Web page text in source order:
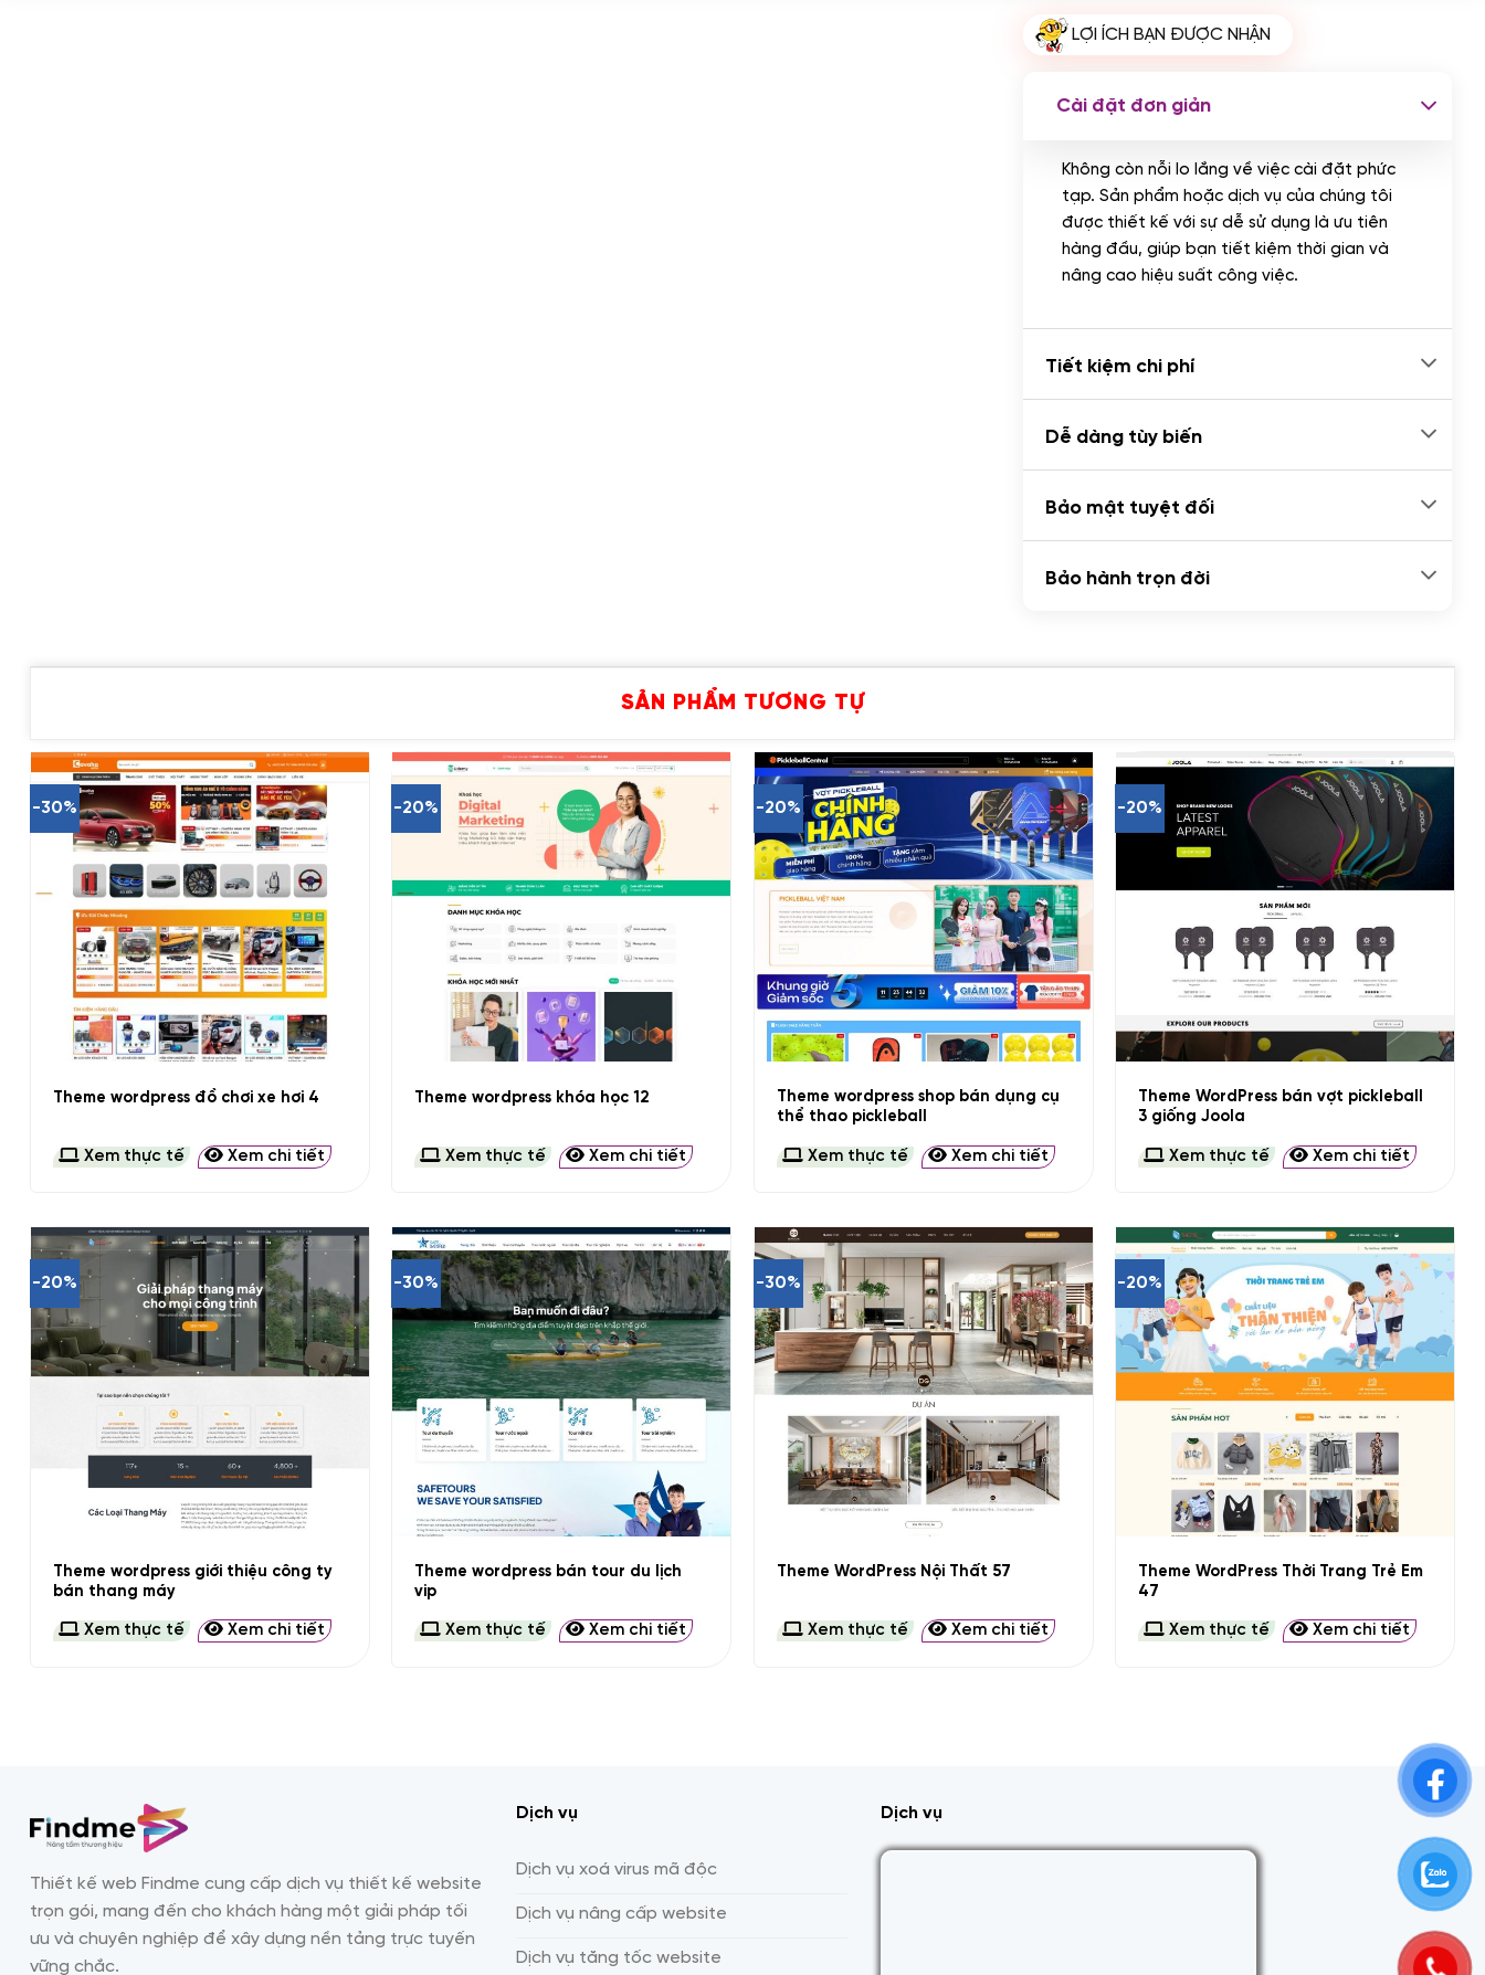
qua ngân hàng vietcombank,
LỢI ÍCH BẠN ĐƯỢC NHẬN
Cài đặt đơn giản
Không còn nỗi lo lắng về việc cài đặt phức
tạp. Sản phẩm hoặc dịch vụ của chúng tôi
được thiết kế với sự dễ sử dụng là ưu tiên
hàng đầu, giúp bạn tiết kiệm thời gian và
nâng cao hiệu suất công việc.
Tiết kiệm chi phí
Dễ dàng tùy biến
Bảo mật tuyệt đối
Bảo hành trọn đời
SẢN PHẨM TƯƠNG TỰ
-30%
Theme wordpress đồ chơi xe hơi 4
Xem thực tế Xem chi tiết
-20%
Theme wordpress khóa học 12
Xem thực tế Xem chi tiết
-20%
+
Theme wordpress shop bán dụng cụ
thể thao pickleball
Xem thực tế Xem chi tiết
-20%
+
Theme WordPress bán vợt pickleball
3 giống Joola
Xem thực tế Xem chi tiết
-20%
Theme wordpress giới thiệu công ty
bán thang máy
Xem thực tế Xem chi tiết
-30%
Theme wordpress bán tour du lịch
vip
Xem thực tế Xem chi tiết
-30%
Theme WordPress Nội Thất 57
Xem thực tế Xem chi tiết
-20%
Theme WordPress Thời Trang Trẻ Em
47
Xem thực tế Xem chi tiết
Thiết kế web Findme cung cấp dịch vụ thiết kế website
trọn gói, mang đến cho khách hàng một giải pháp tối
ưu và chuyên nghiệp để xây dựng nền tảng trực tuyến
vững chắc.
Dịch vụ
Dịch vụ xoá virus mã độc
Dịch vụ nâng cấp website
Dịch vụ tăng tốc website
Dịch vụ